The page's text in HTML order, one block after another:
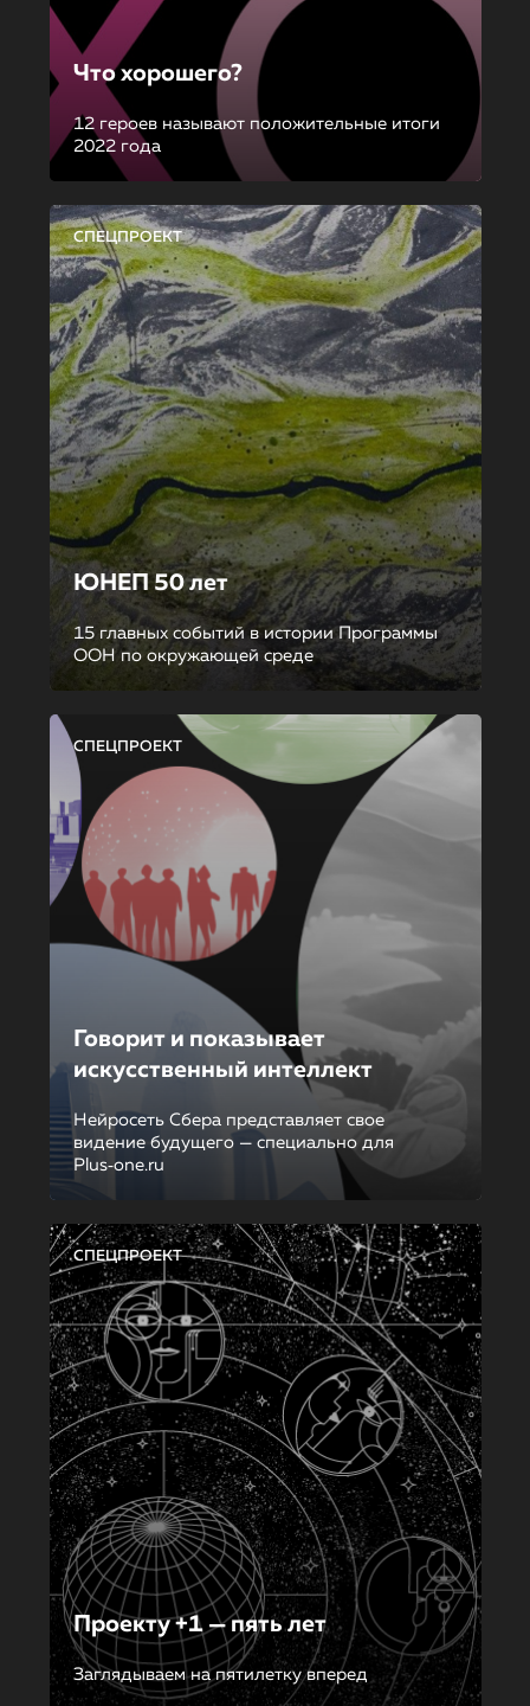
Что хорошего?
12 героев называют положительные итоги
2022 года
СПЕЦПРОЕКТ
ЮНЕП 50 лет
15 главных событий в истории Программы
ООН по окружающей среде
СПЕЦПРОЕКТ
Говорит и показывает
искусственный интеллект
Нейросеть Сбера представляет свое
видение будущего — специально для
Plus‑one.ru
СПЕЦПРОЕКТ
Проекту +1 — пять лет
Заглядываем на пятилетку вперед